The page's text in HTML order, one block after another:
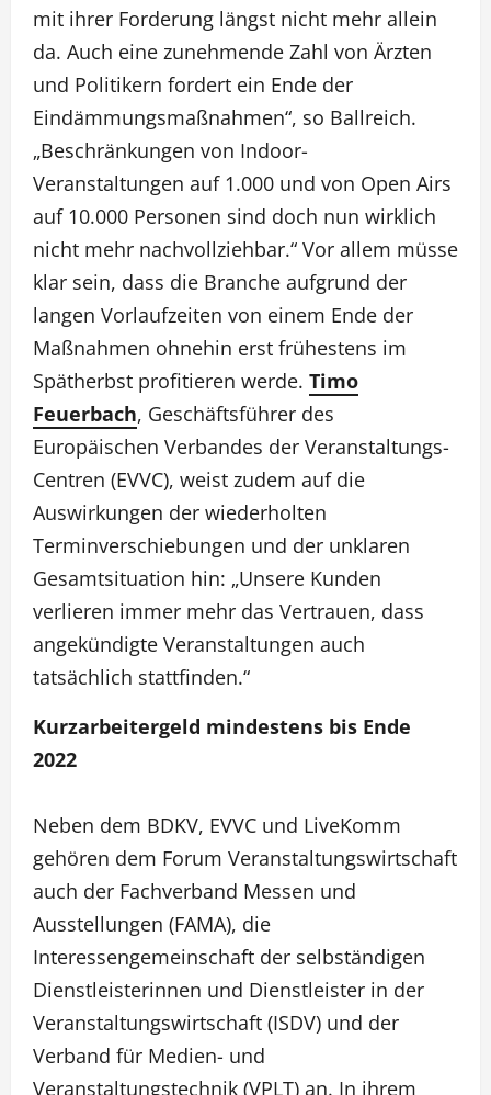
mit ihrer Forderung längst nicht mehr allein
da. Auch eine zunehmende Zahl von Ärzten
und Politikern fordert ein Ende der
Eindämmungsmaßnahmen“, so Ballreich.
„Beschränkungen von Indoor-
Veranstaltungen auf 1.000 und von Open Airs
auf 10.000 Personen sind doch nun wirklich
nicht mehr nachvollziehbar.“ Vor allem müsse
klar sein, dass die Branche aufgrund der
langen Vorlaufzeiten von einem Ende der
Maßnahmen ohnehin erst frühestens im
Spätherbst profitieren werde. Timo
Feuerbach, Geschäftsführer des
Europäischen Verbandes der Veranstaltungs-
Centren (EVVC), weist zudem auf die
Auswirkungen der wiederholten
Terminverschiebungen und der unklaren
Gesamtsituation hin: „Unsere Kunden
verlieren immer mehr das Vertrauen, dass
angekündigte Veranstaltungen auch
tatsächlich stattfinden.“
Kurzarbeitergeld mindestens bis Ende
2022
Neben dem BDKV, EVVC und LiveKomm
gehören dem Forum Veranstaltungswirtschaft
auch der Fachverband Messen und
Ausstellungen (FAMA), die
Interessengemeinschaft der selbständigen
Dienstleisterinnen und Dienstleister in der
Veranstaltungswirtschaft (ISDV) und der
Verband für Medien- und
Veranstaltungstechnik (VPLT) an. In ihrem